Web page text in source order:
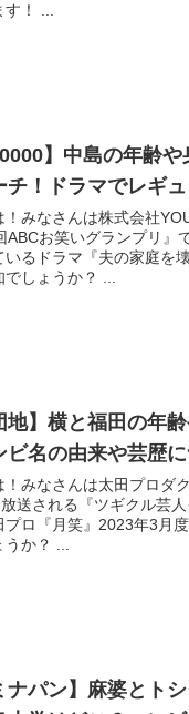
】中島の年齢
チ！ドラマでレギ
！みなさんは株式会社
ABCお笑いグランプリ』
いるドラマ『夫の家庭を
地】横と福田の年
ビ名の由来や芸歴
！みなさんは太田プロダ
送される『ツギクル芸
プロ『月笑』2023年3月
ナパン】麻婆とト